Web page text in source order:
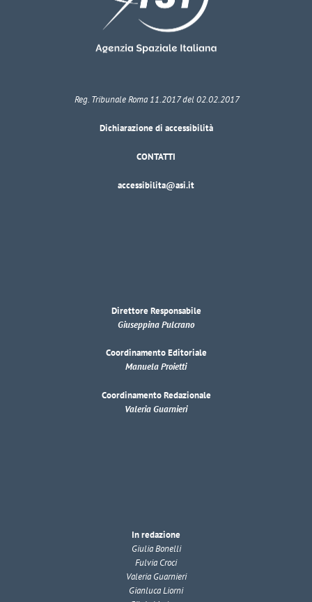
Reg. Tribunale Roma 11.2017 del 02.02.2017
Dichiarazione di accessibilità
CONTATTI
accessibilita@asi.it
Direttore Responsabile
Giuseppina Pulcrano
Coordinamento Editoriale
Manuela Proietti
Coordinamento Redazionale
Valeria Guarnieri
In redazione
Giulia Bonelli
Fulvia Croci
Valeria Guarnieri
Gianluca Liorni